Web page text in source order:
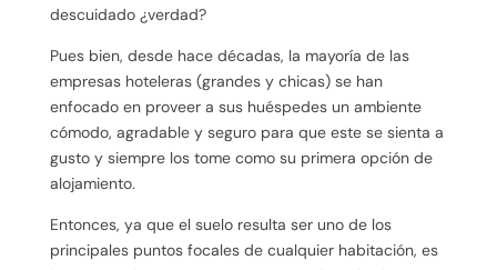
descuidado ¿verdad?
Pues bien, desde hace décadas, la mayoría de las
empresas hoteleras (grandes y chicas) se han
enfocado en proveer a sus huéspedes un ambiente
cómodo, agradable y seguro para que este se sienta a
gusto y siempre los tome como su primera opción de
alojamiento.
Entonces, ya que el suelo resulta ser uno de los
principales puntos focales de cualquier habitación, es